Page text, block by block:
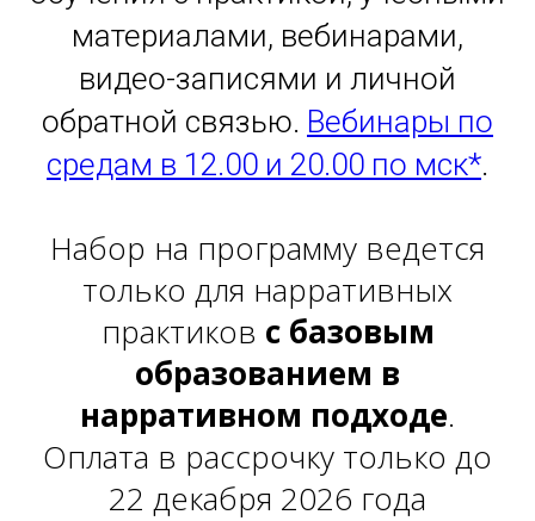
материалами, вебинарами,
видео-записями и личной
обратной связью. Вебинары по
средам в 12.00 и 20.00 по мск*.
Набор на программу ведется
только для нарративных
практиков с базовым
образованием в
нарративном подходе.
Оплата в рассрочку только до
22 декабря 2026 года